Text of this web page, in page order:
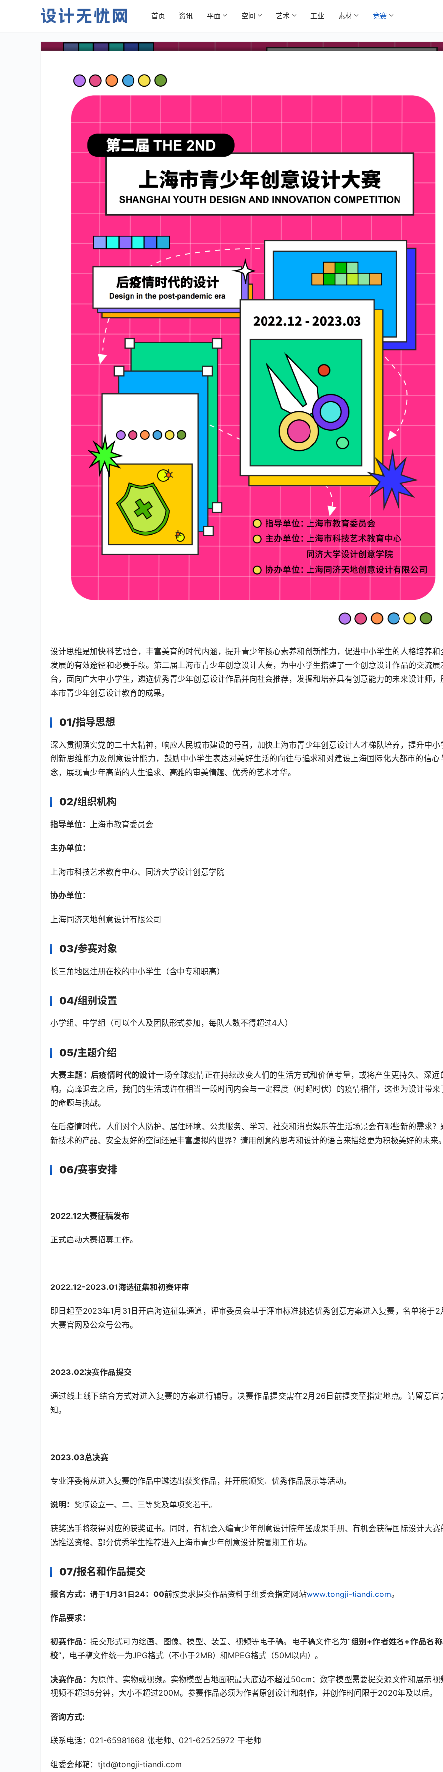
首页 资讯 平面 空间 艺术 工业 素材 竞赛
2022第二届上海市青少年创意设计大赛
设计思维是加快科艺融合，丰富美育的时代内涵，提升青少年核心素养和创新能力，促进中小学生的人格培养和
发展的有效途径和必要手段。第二届上海市青少年创意设计大赛，为中小学生搭建了一个创意设计作品的交流展
台，面向广大中小学生，遴选优秀青少年创意设计作品并向社会推荐，发掘和培养具有创意能力的未来设计师，
本市青少年创意设计教育的成果。
01/指导思想
深入贯彻落实党的二十大精神，响应人民城市建设的号召，加快上海市青少年创意设计人才梯队培养，提升中小
创新思维能力及创意设计能力，鼓励中小学生表达对美好生活的向往与追求和对建设上海国际化大都市的信心
念，展现青少年高尚的人生追求、高雅的审美情趣、优秀的艺术才华。
02/组织机构
指导单位： 上海市教育委员会
主办单位：
上海市科技艺术教育中心、同济大学设计创意学院
协办单位：
上海同济天地创意设计有限公司
03/参赛对象
长三角地区注册在校的中小学生（含中专和职高）
04/组别设置
小学组、中学组（可以个人及团队形式参加，每队人数不得超过4人）
05/主题介绍
大赛主题：后疫情时代的设计一场全球疫情正在持续改变人们的生活方式和价值考量，或将产生更持久、深远
响。高峰退去之后，我们的生活或许在相当一段时间内会与一定程度（时起时伏）的疫情相伴，这也为设计带来
的命题与挑战。
在后疫情时代，人们对个人防护、居住环境、公共服务、学习、社交和消费娱乐等生活场景会有哪些新的需求？
新技术的产品、安全友好的空间还是丰富虚拟的世界？请用创意的思考和设计的语言来描绘更为积极美好的未来。
06/赛事安排
2022.12大赛征稿发布
正式启动大赛招募工作。
2022.12-2023.01海选征集和初赛评审
即日起至2023年1月31日开启海选征集通道，评审委员会基于评审标准挑选优秀创意方案进入复赛，名单将于2
大赛官网及公众号公布。
2023.02决赛作品提交
通过线上线下结合方式对进入复赛的方案进行辅导。决赛作品提交需在2月26日前提交至指定地点。请留意官
知。
2023.03总决赛
专业评委将从进入复赛的作品中遴选出获奖作品，并开展颁奖、优秀作品展示等活动。
说明： 奖项设立一、二、三等奖及单项奖若干。
获奖选手将获得对应的获奖证书。同时，有机会入编青少年创意设计院年鉴成果手册、有机会获得国际设计大赛
选推送资格、部分优秀学生推荐进入上海市青少年创意设计院暑期工作坊。
07/报名和作品提交
报名方式： 请于1月31日24：00前按要求提交作品资料于组委会指定网站www.tongji-tiandi.com。
作品要求：
初赛作品：提交形式可为绘画、图像、模型、装置、视频等电子稿。电子稿文件名为“组别+作者姓名+作品名
校”，电子稿文件统一为JPG格式（不小于2MB）和MPEG格式（50M以内）。
决赛作品： 为原件、实物或视频。实物模型占地面积最大底边不超过50cm；数字模型需要提交源文件和展示视
视频不超过5分钟，大小不超过200M。参赛作品必须为作者原创设计和制作，并创作时间限于2020年及以后。
咨询方式:
联系电话：021-65981668 张老师、021-62525972 干老师
组委会邮箱：tjtd@tongji-tiandi.com